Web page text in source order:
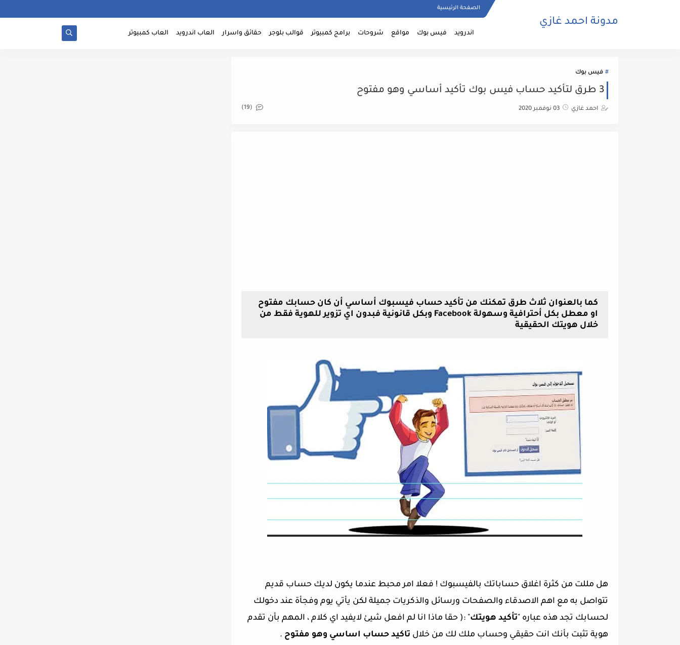
الصفحة الرئيسية
مدونة احمد غازي
اندرويد فيس بوك مواقع شروحات برامج كمبيوتر قوالب بلوجر حقائق واسرار العاب اندرويد العاب كمبيوتر
فيس بوك
3 طرق لتأكيد حساب فيس بوك تأكيد أساسي وهو مفتوح
احمد غازي 03 نوفمبر 2020 (19)
كما بالعنوان ثلاث طرق تمكنك من تأكيد حساب فيسبوك أساسي أن كان حسابك مفتوح
او معطل بكل أحترافية وسهولة Facebook وبكل قانونية فبدون اي تزوير للهوية فقط من
خلال هويتك الحقيقية
هل مللت من كثرة اغلاق حساباتك بالفيسبوك ! فعلا امر محبط عندما يكون لديك حساب قديم
تتواصل به مع اهم الاصدقاء والصفحات ورسائل والذكريات جميلة لكن يأتي يوم وفجأة عند دخولك
لحسابك تجد هذه عباره "تأكيد هويتك" :( حقا ماذا انا لم افعل شيئ لايفيد اي كلام ، المهم بأن تقدم
هوية تثبت بأنك انت حقيقي وحساب ملك لك من خلال تاكيد حساب اساسي وهو مفتوح .